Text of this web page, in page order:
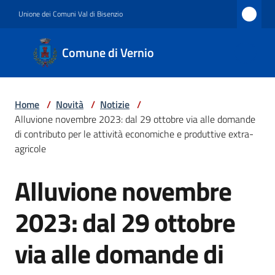
Unione dei Comuni Val di Bisenzio
Comune di Vernio
Comune
di
Vernio
Amministrazione
Novità
Servizi
Home / Novità / Notizie /
Alluvione novembre 2023: dal 29 ottobre via alle domande
di contributo per le attività economiche e produttive extra-
agricole
Salta al contenuto
Alluvione novembre
2023: dal 29 ottobre
via alle domande di